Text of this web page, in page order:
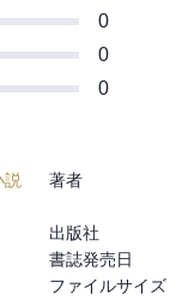
0
0
0
著者
出版社
書誌発売日
ファイルサイズ